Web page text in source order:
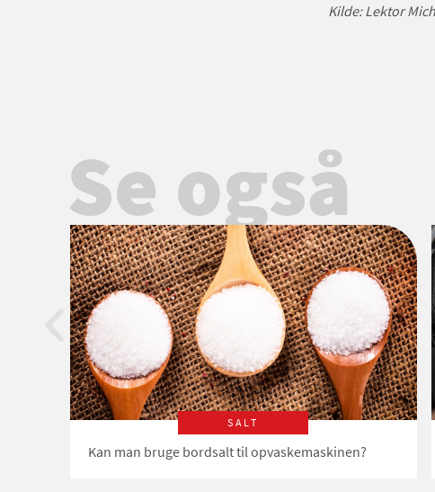
Kilde: Lektor
Se også
SALT
Kan man bruge bordsalt til opvaskemaskinen?